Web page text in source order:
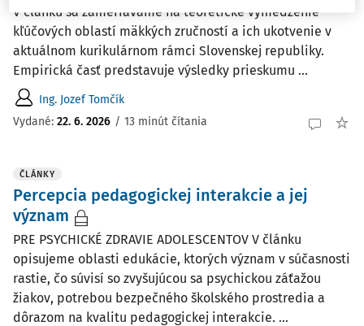
V článku sa zameriavame na teoretické vymedzenie
kľúčových oblastí mäkkých zručností a ich ukotvenie v
aktuálnom kurikulárnom rámci Slovenskej republiky.
Empirická časť predstavuje výsledky prieskumu ...
Ing. Jozef Tomčík
Vydané: 22. 6. 2026 / 13 minút čítania
ČLÁNKY
Percepcia pedagogickej interakcie a jej
význam
PRE PSYCHICKÉ ZDRAVIE ADOLESCENTOV V článku
opisujeme oblasti edukácie, ktorých význam v súčasnosti
rastie, čo súvisí so zvyšujúcou sa psychickou záťažou
žiakov, potrebou bezpečného školského prostredia a
dôrazom na kvalitu pedagogickej interakcie. ...